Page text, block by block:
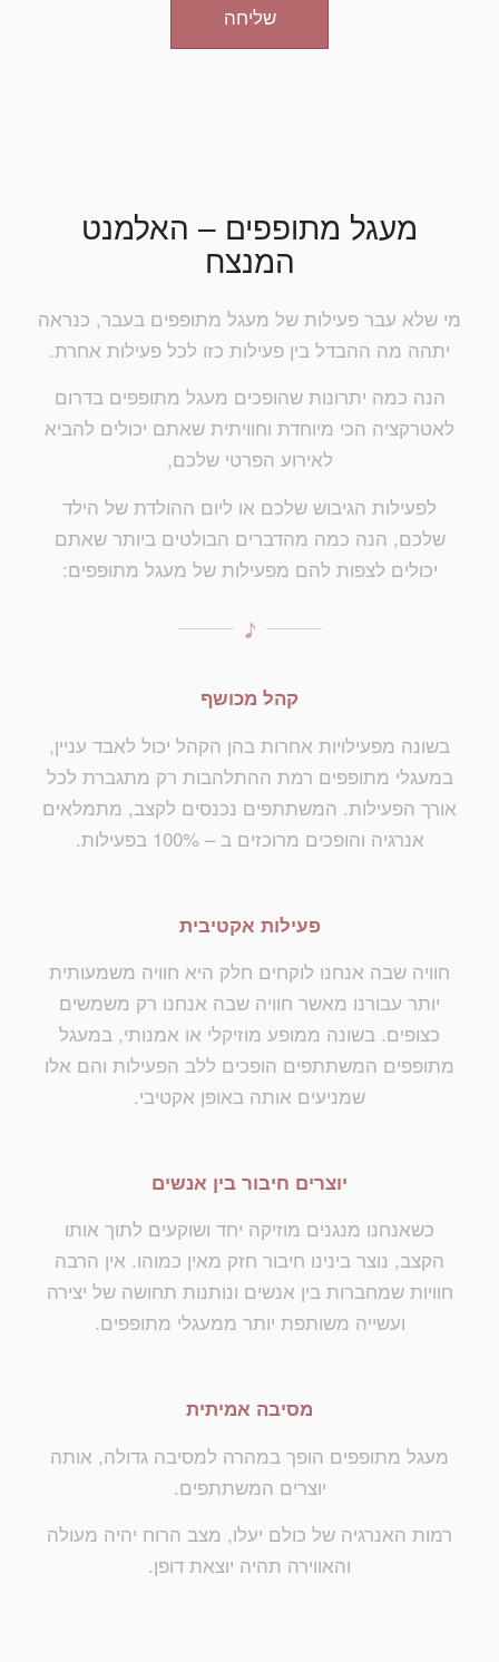
שליחה
מעגל מתופפים – האלמנט
המנצח
מי שלא עבר פעילות של מעגל מתופפים בעבר, כנראה
יתהה מה ההבדל בין פעילות כזו לכל פעילות אחרת.
הנה כמה יתרונות שהופכים מעגל מתופפים בדרום
לאטרקציה הכי מיוחדת וחוויתית שאתם יכולים להביא
לאירוע הפרטי שלכם,
לפעילות הגיבוש שלכם או ליום ההולדת של הילד
שלכם, הנה כמה מהדברים הבולטים ביותר שאתם
יכולים לצפות להם מפעילות של מעגל מתופפים:
קהל מכושף
בשונה מפעילויות אחרות בהן הקהל יכול לאבד עניין,
במעגלי מתופפים רמת ההתלהבות רק מתגברת לכל
אורך הפעילות. המשתתפים נכנסים לקצב, מתמלאים
אנרגיה והופכים מרוכזים ב – 100% בפעילות.
פעילות אקטיבית
חוויה שבה אנחנו לוקחים חלק היא חוויה משמעותית
יותר עבורנו מאשר חוויה שבה אנחנו רק משמשים
כצופים. בשונה ממופע מוזיקלי או אמנותי, במעגל
מתופפים המשתתפים הופכים ללב הפעילות והם אלו
שמניעים אותה באופן אקטיבי.
יוצרים חיבור בין אנשים
כשאנחנו מנגנים מוזיקה יחד ושוקעים לתוך אותו
הקצב, נוצר בינינו חיבור חזק מאין כמוהו. אין הרבה
חוויות שמחברות בין אנשים ונותנות תחושה של יצירה
ועשייה משותפת יותר ממעגלי מתופפים.
מסיבה אמיתית
מעגל מתופפים הופך במהרה למסיבה גדולה, אותה
יוצרים המשתתפים.
רמות האנרגיה של כולם יעלו, מצב הרוח יהיה מעולה
והאווירה תהיה יוצאת דופן.